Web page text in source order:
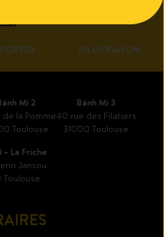
EN LIVRAISON
Mì 2
de la Pomme
Toulouse
Bánh Mì 3
40 rue des Filatiers
31000 Toulouse
– La Friche
Jansou
Toulouse